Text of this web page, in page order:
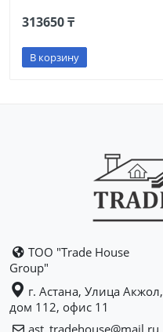
313650 ₸
В корзину
ТОО "Trade House
Group"
г. Астана, Улица Акжол,
дом 112, офис 11
ast_tradehouse@mail.ru